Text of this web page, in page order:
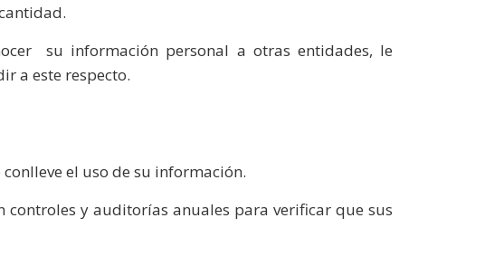
su información personal a otras entidades, le
a este respecto.
el uso de su información.
y auditorías anuales para verificar que sus